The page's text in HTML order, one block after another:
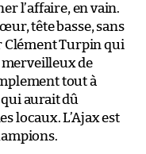
l’affaire, en vain.
tête basse, sans
Clément Turpin qui
de
tout à
aurait dû
locaux. L’Ajax est